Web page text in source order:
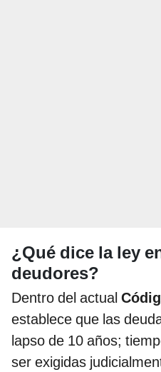
¿Qué dice la ley
deudores?
Dentro del actual
establece que las
lapso de 10 años;
ser exigidas